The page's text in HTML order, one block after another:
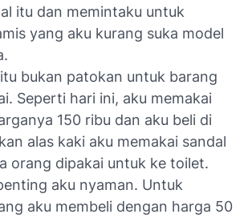
itu dan memintaku untuk
yang aku kurang suka model
bukan patokan untuk barang
Seperti hari ini, aku memakai
150 ribu dan aku beli di
alas kaki aku memakai sandal
orang dipakai untuk ke toilet.
aku nyaman. Untuk
aku membeli dengan harga 50